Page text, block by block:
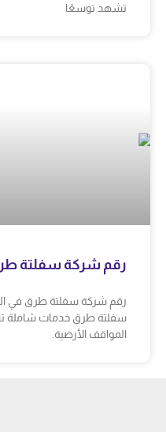
تشهد توسعًا
رقم شركة سفلتة
رقم شركة سفلتة طرق في
سفلتة طرق خدمات شاملة
المواقف الأرضية.